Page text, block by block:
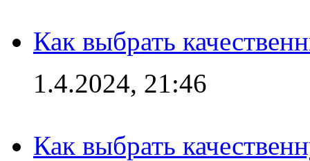
Как выбрать
1.4.2024, 21:46
Как выбрать